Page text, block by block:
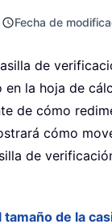
Fecha de
de
en la hoja de
de cómo
cómo
de
de la